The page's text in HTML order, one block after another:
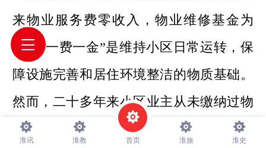
来物业服务费零收入，物业维修基金为
零。“一费一金”是维持小区日常运转，保
障设施完善和居住环境整洁的物质基础。
然而，二十多年来小区业主从未缴纳过物
业服务费，物业维修基金又是零的状态。
淮讯 淮教 首页 淮旅 淮史